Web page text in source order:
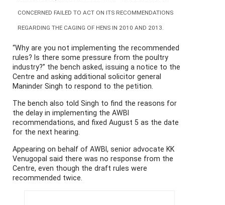
CONCERNED FAILED TO ACT ON ITS RECOMMENDATIONS
REGARDING THE CAGING OF HENS IN 2010 AND 2013.
“Why are you not implementing the recommended
rules? Is there some pressure from the poultry
industry?” the bench asked, issuing a notice to the
Centre and asking additional solicitor general
Maninder Singh to respond to the petition.
The bench also told Singh to find the reasons for
the delay in implementing the AWBI
recommendations, and fixed August 5 as the date
for the next hearing.
Appearing on behalf of AWBI, senior advocate KK
Venugopal said there was no response from the
Centre, even though the draft rules were
recommended twice.